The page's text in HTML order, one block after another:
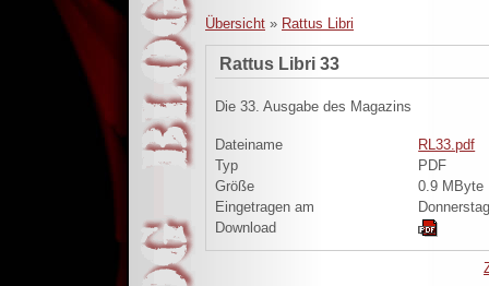
Übersicht » Rattus Libri
Rattus Libri 33
Die 33. Ausgabe des Magazins
Dateiname
RL33.pdf
Typ
PDF
Größe
0.9 MByte
Eingetragen am
Download